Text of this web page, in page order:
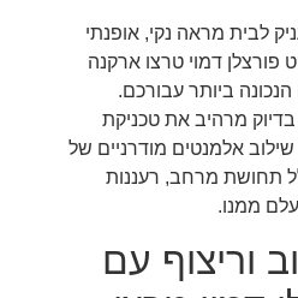
לבית מראה נקי, אופנתי
פורצלן דמוי טרצו ארקנה
ביותר עבורכם.
בדיוק מרהיב את טכניקת
אלמנטים מודרניים של
תחושת מרחב, רעננות
ממנו.
וריצוף עם